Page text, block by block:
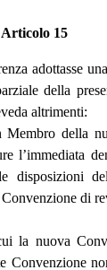
Articolo 15
adottasse
della
altrimenti:
della
l’immediata
disposizioni
di
la nuova
Convenzione